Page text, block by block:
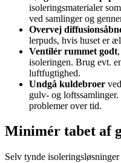
isoleringsmaterialer
ved samlinger og
Overvej
lerpuds, hvis huset er
Ventilér rummet godt
isoleringen. Brug evt.
luftfugtighed.
Undgå kuldebroer
gulv- og
problemer over tid.
Minimér tabet af
Selv tynde